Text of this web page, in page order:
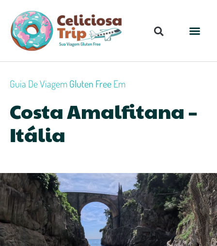
Guia De ViagemGluten FreeEm
Costa Amalfitana –
Itália